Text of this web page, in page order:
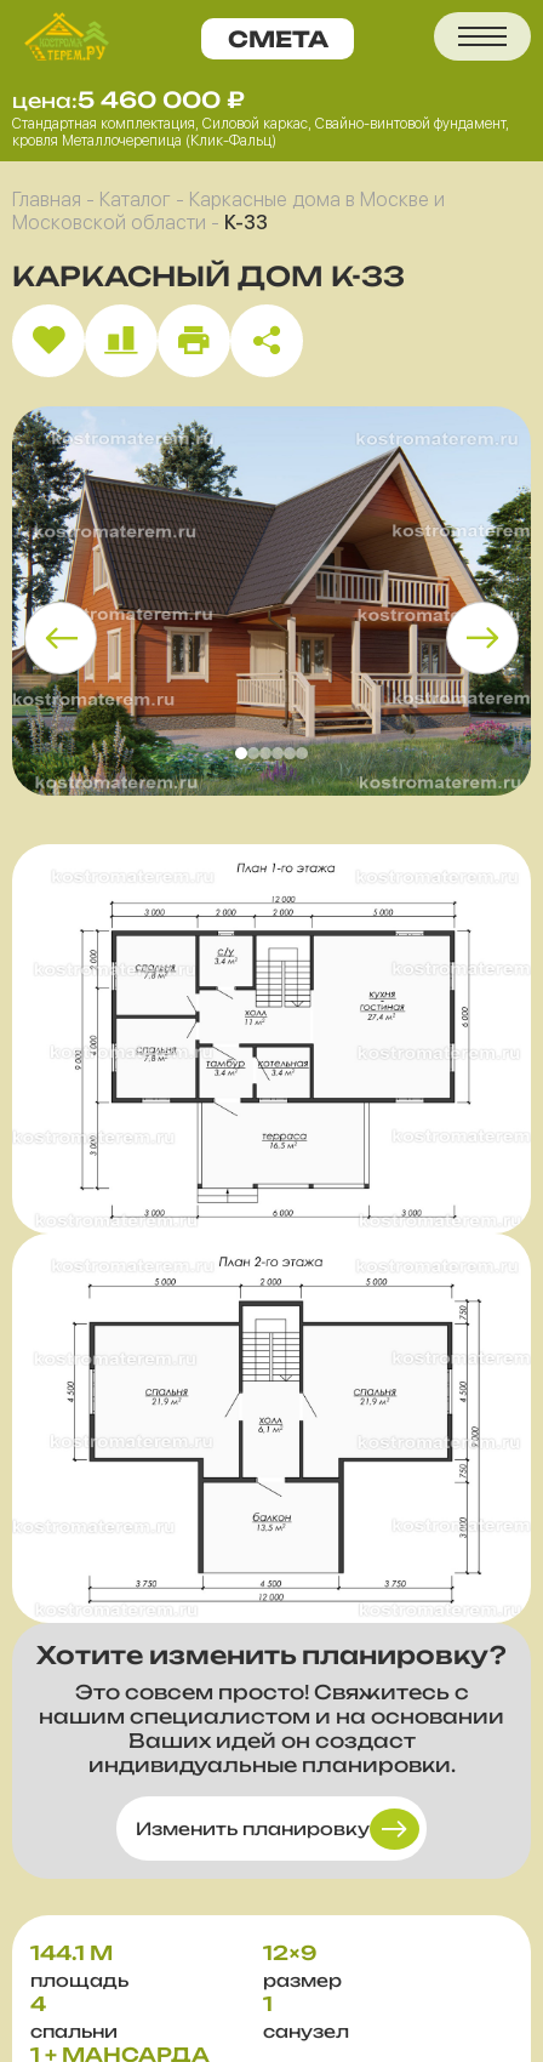
Главная - Каталог - Каркасные дома в Москве и
Московской области - К-33
КАРКАСНЫЙ ДОМ К-33
Хотите изменить планировку?
Это совсем просто! Свяжитесь с
нашим специалистом и на основании
Ваших идей он создаст
индивидуальные планировки.
Изменить планировку
цена:5 460 000 ₽
Стандартная комплектация, Силовой каркас, Свайно-винтовой фундамент,
кровля Металлочерепица (Клик-Фальц)
144.1 М
площадь
12×9
размер
4
спальни
1
санузел
1 + МАНСАРДА